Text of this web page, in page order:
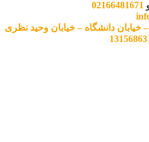
02166481671
– خیابان دانشگاه – خیابان وحید نظری